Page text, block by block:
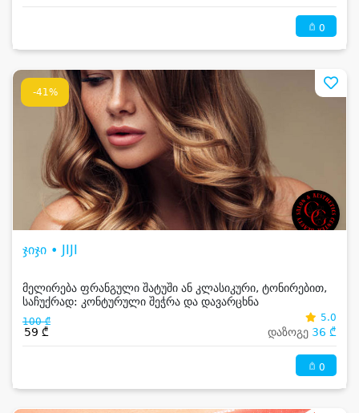
0
-41%
ჯიჯი • JIJI
მელირება ფრანგული შატუში ან კლასიკური, ტონირებით,
საჩუქრად: კონტურული შეჭრა და დავარცხნა
100 ₾
59 ₾
5.0
დაზოგე 36 ₾
0